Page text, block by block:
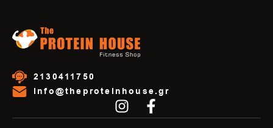
2130411750
info@theproteinhouse.gr